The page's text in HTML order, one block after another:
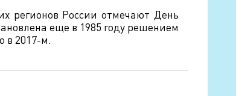
регионов России отмечают День
еще в 1985 году решением
в 2017-м.